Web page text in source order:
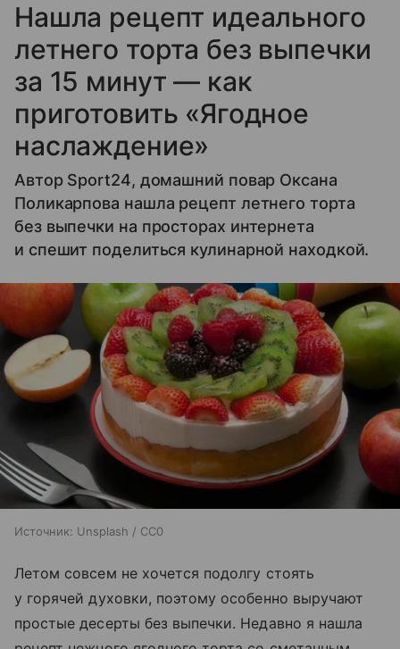
Нашла рецепт идеального
летнего торта без выпечки
за 15 минут — как
приготовить «Ягодное
наслаждение»
Автор Sport24, домашний повар Оксана
Поликарпова нашла рецепт летнего торта
без выпечки на просторах интернета
и спешит поделиться кулинарной находкой.
Источник: Unsplash / CC0
Летом совсем не хочется подолгу стоять
у горячей духовки, поэтому особенно выручают
простые десерты без выпечки. Недавно я нашла